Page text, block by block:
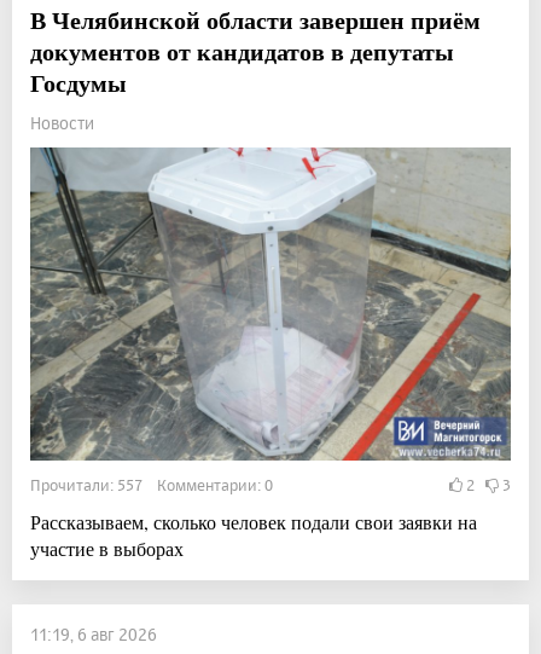
В Челябинской области завершен приём
документов от кандидатов в депутаты
Госдумы
Новости
Прочитали: 557 Комментарии: 0 2 3
Рассказываем, сколько человек подали свои заявки на
участие в выборах
11:19, 6 авг 2026